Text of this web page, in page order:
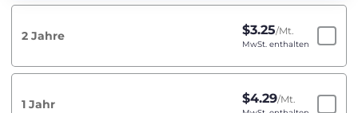
2 Jahre $3.25/Mt.
MwSt. enthalten
1 Jahr $4.29/Mt.